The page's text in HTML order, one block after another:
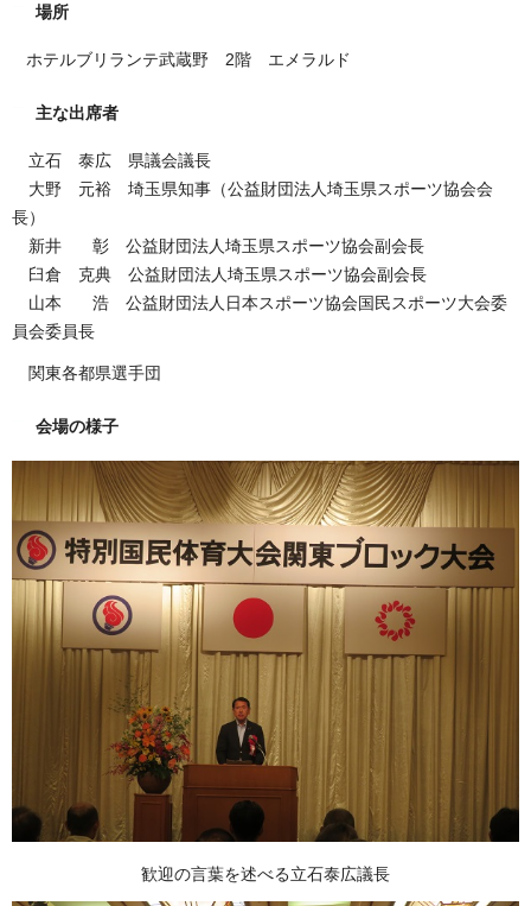
場所
ホテルブリランテ武蔵野 2階 エメラルド
主な出席者
立石 泰広 県議会議長
大野 元裕 埼玉県知事（公益財団法人埼玉県スポーツ協会会
長）
新井 彰 公益財団法人埼玉県スポーツ協会副会長
臼倉 克典 公益財団法人埼玉県スポーツ協会副会長
山本 浩 公益財団法人日本スポーツ協会国民スポーツ大会委
員会委員長
関東各都県選手団
会場の様子
歓迎の言葉を述べる立石泰広議長